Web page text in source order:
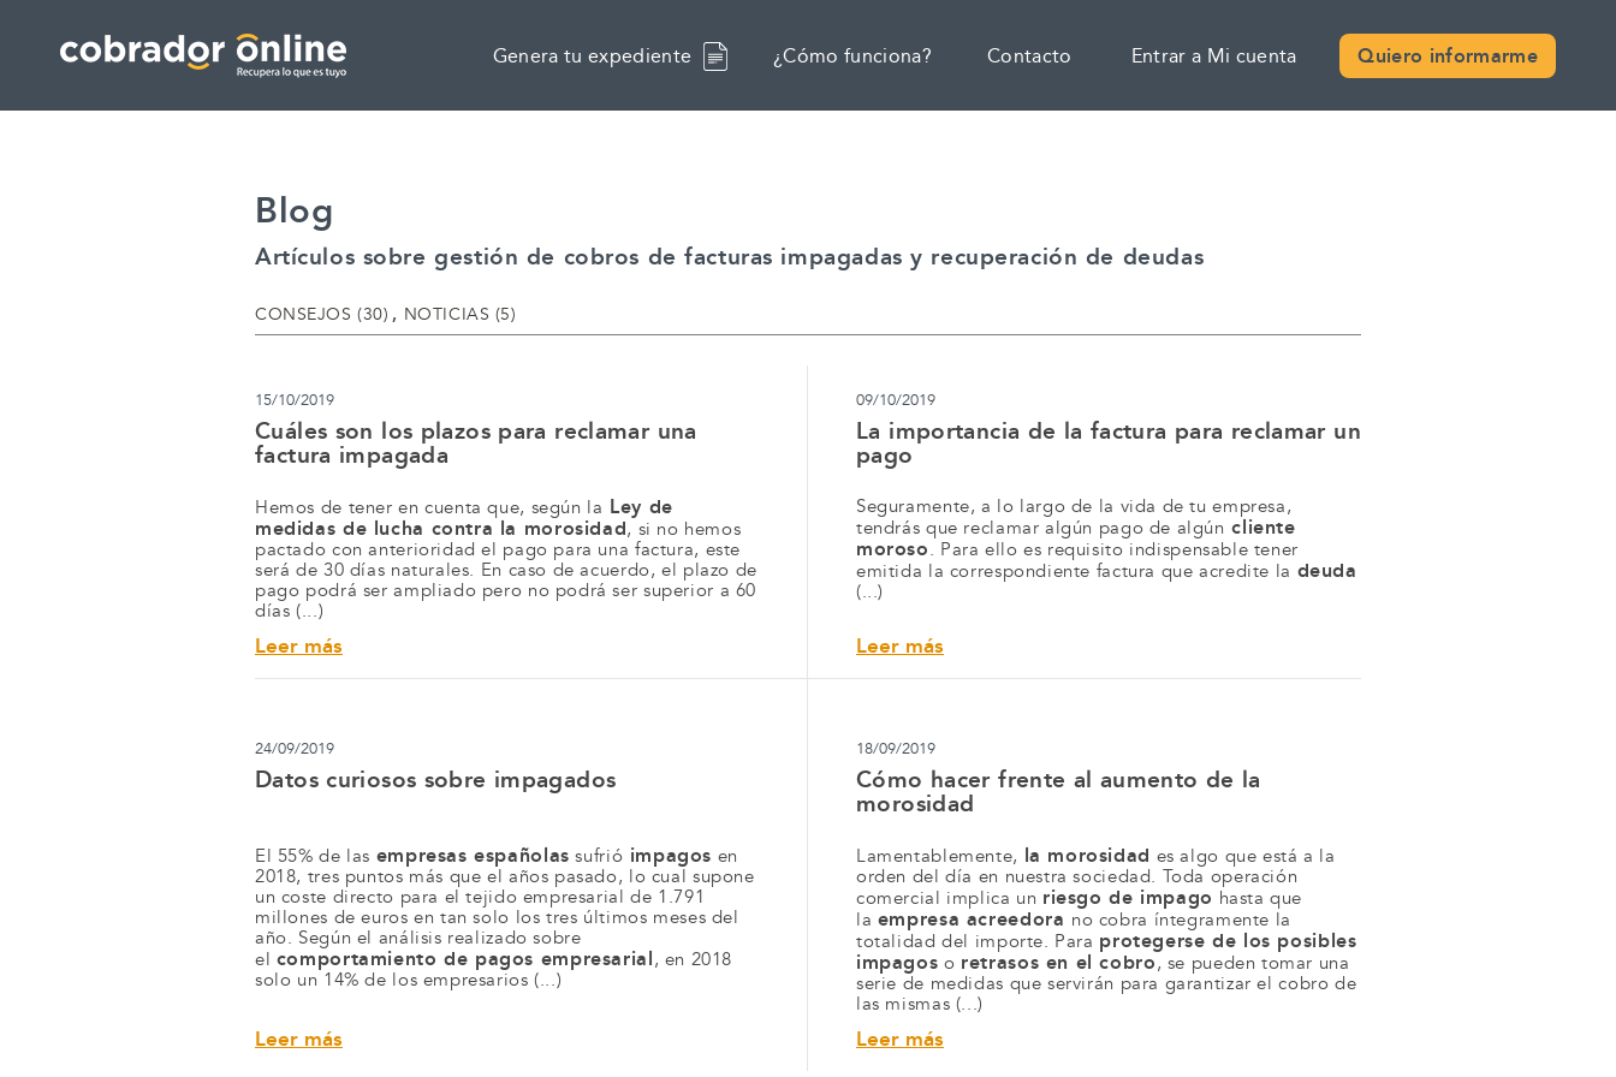
Genera tu expediente ¿Cómo funciona? Contacto Entrar a Mi cuenta Quiero informarme
Blog
Artículos sobre gestión de cobros de facturas impagadas y recuperación de deudas
CONSEJOS (30) NOTICIAS (5)
15/10/2019
Cuáles son los plazos para reclamar una
factura impagada
Hemos de tener en cuenta que, según la Ley de
medidas de lucha contra la morosidad, si no hemos
pactado con anterioridad el pago para una factura, este
será de 30 días naturales. En caso de acuerdo, el plazo de
pago podrá ser ampliado pero no podrá ser superior a 60
días (...)
Leer más
09/10/2019
La importancia de la factura para reclamar un
pago
Seguramente, a lo largo de la vida de tu empresa,
tendrás que reclamar algún pago de algún cliente
moroso. Para ello es requisito indispensable tener
emitida la correspondiente factura que acredite la deuda
(...)
Leer más
24/09/2019
Datos curiosos sobre impagados
El 55% de las empresas españolas sufrió impagos en
2018, tres puntos más que el años pasado, lo cual supone
un coste directo para el tejido empresarial de 1.791
millones de euros en tan solo los tres últimos meses del
año. Según el análisis realizado sobre
el comportamiento de pagos empresarial, en 2018
solo un 14% de los empresarios (...)
Leer más
18/09/2019
Cómo hacer frente al aumento de la
morosidad
Lamentablemente, la morosidad es algo que está a la
orden del día en nuestra sociedad. Toda operación
comercial implica un riesgo de impago hasta que
la empresa acreedora no cobra íntegramente la
totalidad del importe. Para protegerse de los posibles
impagos o retrasos en el cobro, se pueden tomar una
serie de medidas que servirán para garantizar el cobro de
las mismas (...)
Leer más